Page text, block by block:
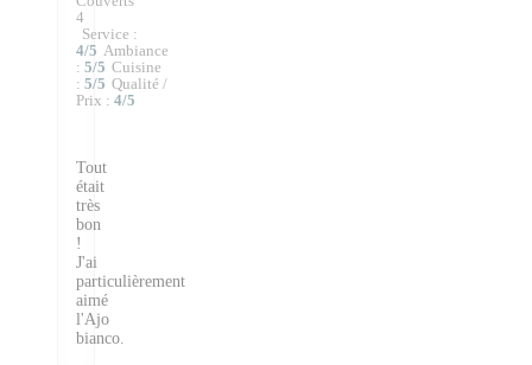
4
Service :
4/5 Ambiance
: 5/5 Cuisine
: 5/5 Qualité /
Prix : 4/5
Tout
était
très
bon
!
J'ai
particulièrement
aimé
l'Ajo
bianco.